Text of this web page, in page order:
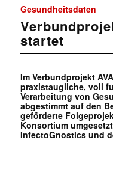
Gesundheitsdaten
startet
Im Verbundprojekt
praxistaugliche, voll
Verarbeitung von
abgestimmt auf den
geförderte
Konsortium
InfectoGnostics und